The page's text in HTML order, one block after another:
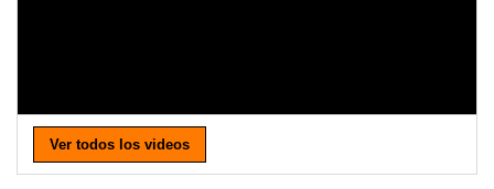
Ver todos los videos